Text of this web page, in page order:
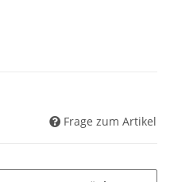
Frage zum Artikel